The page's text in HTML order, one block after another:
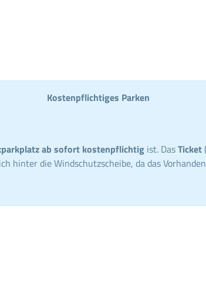
Kostenpflichtiges Parken
ab sofort kostenpflichtig ist. DasTicket
hinter die Windschutzscheibe, da das